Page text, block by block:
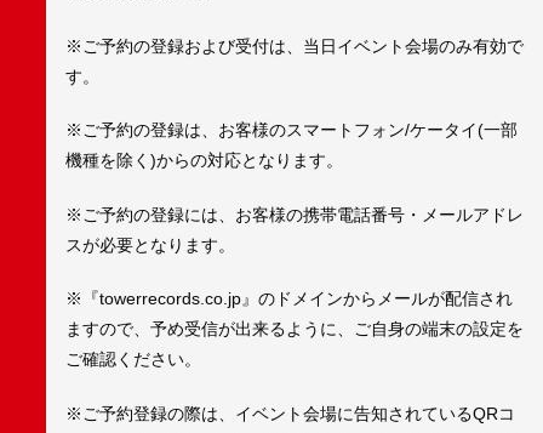
※ご予約の登録および受付は、当日イベント会場のみ有効で
す。
※ご予約の登録は、お客様のスマートフォン/ケータイ(一部
機種を除く)からの対応となります。
※ご予約の登録には、お客様の携帯電話番号・メールアドレ
スが必要となります。
※『towerrecords.co.jp』のドメインからメールが配信され
ますので、予め受信が出来るように、ご自身の端末の設定を
ご確認ください。
※ご予約登録の際は、イベント会場に告知されているQRコ